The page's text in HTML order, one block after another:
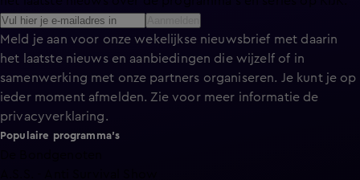
Meld je aan voor onze wekelijkse nieuwsbrief met daarin
het laatste nieuws en aanbiedingen die wijzelf of in
samenwerking met onze partners organiseren. Je kunt je op
ieder moment afmelden. Zie voor meer informatie de
privacyverklaring.
Populaire programma's